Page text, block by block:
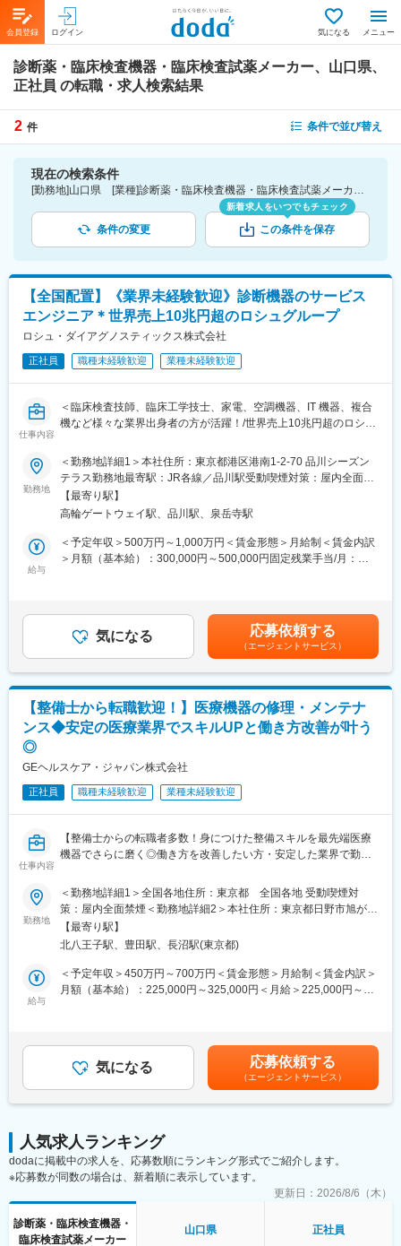
会員登録 ログイン 気になる メニュー
診断薬・臨床検査機器・臨床検査試薬メーカー、山口県、
正社員 の転職・求人検索結果
2 件 条件で並び替え
現在の検索条件
[勤務地]山口県 [業種]診断薬・臨床検査機器・臨床検査試薬メーカー-医薬品・医療機器・ライフサイエンス・医療系サービス [雇用形態]正社員
条件の変更
新着求人をいつでもチェック
この条件を保存
【全国配置】《業界未経験歓迎》診断機器のサービス
エンジニア＊世界売上10兆円超のロシュグループ
ロシュ・ダイアグノスティックス株式会社
正社員 職種未経験歓迎 業種未経験歓迎
仕事内容
＜臨床検査技師、臨床工学技士、家電、空調機器、IT 機器、複合
機など様々な業界出身者の方が活躍！/世界売上10兆円超のロシュ
業20時間/夜間呼び出しほとんどなし/直行直属/研修体制充実＞
■求人概要：
フィールドサービスエンジニア職として、当社製品の新規据付、
保守点検をお任せいたします。コロナ禍以降、医療や検査の意義
が更に高まりニーズが増加する中での増員採用となります。社会
貢献、顧客への価値向上意識が高く、自身の専門性を高めたい方
・当社検査機器の新規据付
・ユーザー（臨床検査技師）に対する機器の操作説明
※保守点検は契約締結や請求業務はありますが、契約目標などの予
算はありません。
※緊急時の一次対応はコールセンターが対応です。二次対応として
医療機関や検査センターで使用される臨床検査機器になります。
査の質や生産性向上に貢献することができます。実際に本ポジシ
ョンからの声で製品改良に繋がった事例が複数あり、オープンな
■働き方：
・月平均残業時間は20時間程度
・機器の新規設置は夕方～夜にかけて行うケースが月に数回あり
します。夜間/休日の対応は週単位でチームで当番制で行ってお
り、特定の人員が多くならないようにしています。また、当番や
入社後6か月間は東京本社での研修を予定しております。（遠方の
方は住居を手配します。）取り扱い製品数は多いですが、支店配
属後も先輩社員との同行を通して業務習得していただくため、業
す。
変更の範囲：会社の定める業務
勤務地
＜勤務地詳細1＞本社住所：東京都港区港南1-2-70 品川シーズン
テラス勤務地最寄駅：JR各線／品川駅受動喫煙対策：屋内全面禁
煙＜勤務地詳細2＞全国（エリア確約不可）住所：全国いずれかの
配属となります。 受動喫煙対策：敷地内喫煙可能場所あり変更の
【最寄り駅】
高輪ゲートウェイ駅、品川駅、泉岳寺駅
給与
＜予定年収＞500万円～1,000万円＜賃金形態＞月給制＜賃金内訳
＞月額（基本給）：300,000円～500,000円固定残業手当/月：
でのご経験に応じ、決定します。賃金はあくまでも目安の金額で
あり、選考を通じて上下する可能性があります。月給(月額)は固定
手当を含めた表記です。
気になる 応募依頼する
（エージェントサービス）
【整備士から転職歓迎！】医療機器の修理・メンテナ
ンス◆安定の医療業界でスキルUPと働き方改善が叶う
◎
GEヘルスケア・ジャパン株式会社
正社員 職種未経験歓迎 業種未経験歓迎
仕事内容
【整備士からの転職者多数！身につけた整備スキルを最先端医療
機器でさらに磨く◎働き方を改善したい方・安定した業界で勤務
ー】
■業務内容：
医療画像診断装置（CT,MRI）、超音波診断装置や麻酔器、生体モ
ニターを展開する同社のサービスステーションの一員として、下
記のような業務をお任せします。
・医療装置の保守 修理、点検等メンテナンス
に着けることで自然と対応が可能になりますのでご安心くださ
い。
スキルを備えたあとは土日や夜間（当番制）に呼び出し（月2, 3回
程度）はありますが、一次対応はコールセンターが行い、現場で
の対応が必要な場合のみ、出勤します。
また呼び出し手当、待機手当、時間外出勤手当などはしっかり完
こちらはスキルを備えられたことが確認できたのちに入ることに
なりますので、新人の内から対応を求められることはありませ
勤務地
＜勤務地詳細1＞全国各地住所：東京都 全国各地 受動喫煙対
策：屋内全面禁煙＜勤務地詳細2＞本社住所：東京都日野市旭が丘
4-7-127 勤務地最寄駅：JR中央線／豊田駅受動喫煙対策：屋内全
面禁煙変更の範囲：会社の定める事業所（リモートワーク含む）
【最寄り駅】
北八王子駅、豊田駅、長沼駅(東京都)
給与
＜予定年収＞450万円～700万円＜賃金形態＞月給制＜賃金内訳＞
月額（基本給）：225,000円～325,000円＜月給＞225,000円～
までも目安の金額であり、選考を通じて上下する可能性がありま
す。賃金はあくまでも目安の金額であり、選考を通じて上下する
可能性があります。月給(月額)は固定手当を含めた表記です。
気になる 応募依頼する
（エージェントサービス）
人気求人ランキング
dodaに掲載中の求人を、応募数順にランキング形式でご紹介します。
※応募数が同数の場合は、新着順に表示しています。
更新日： 2026/8/6（木）
診断薬・臨床検査機器・
臨床検査試薬メーカー
山口県 正社員